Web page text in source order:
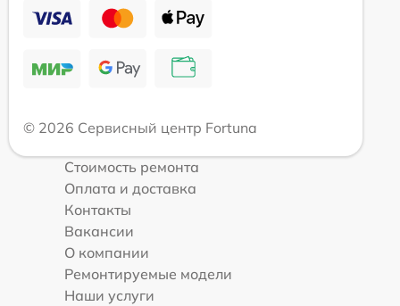
© 2026 Сервисный центр Fortuna
Стоимость ремонта
Оплата и доставка
Контакты
Вакансии
О компании
Ремонтируемые модели
Наши услуги